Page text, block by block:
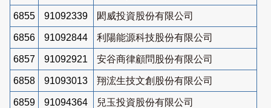
6855 91092339 閎威投資股份有限公司
6856 91092844 利陽能源科技股份有限公司
6857 91092921 安谷商律顧問股份有限公司
6858 91093013 翔浤生技文創股份有限公司
6859 91094364 兒玉投資股份有限公司